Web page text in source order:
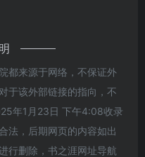
都来源于网络，不保证外
于该外部链接的指向，不
年1月23日 下午4:08收录
法，后期网页的内容如出
行删除，书之涯网址导航